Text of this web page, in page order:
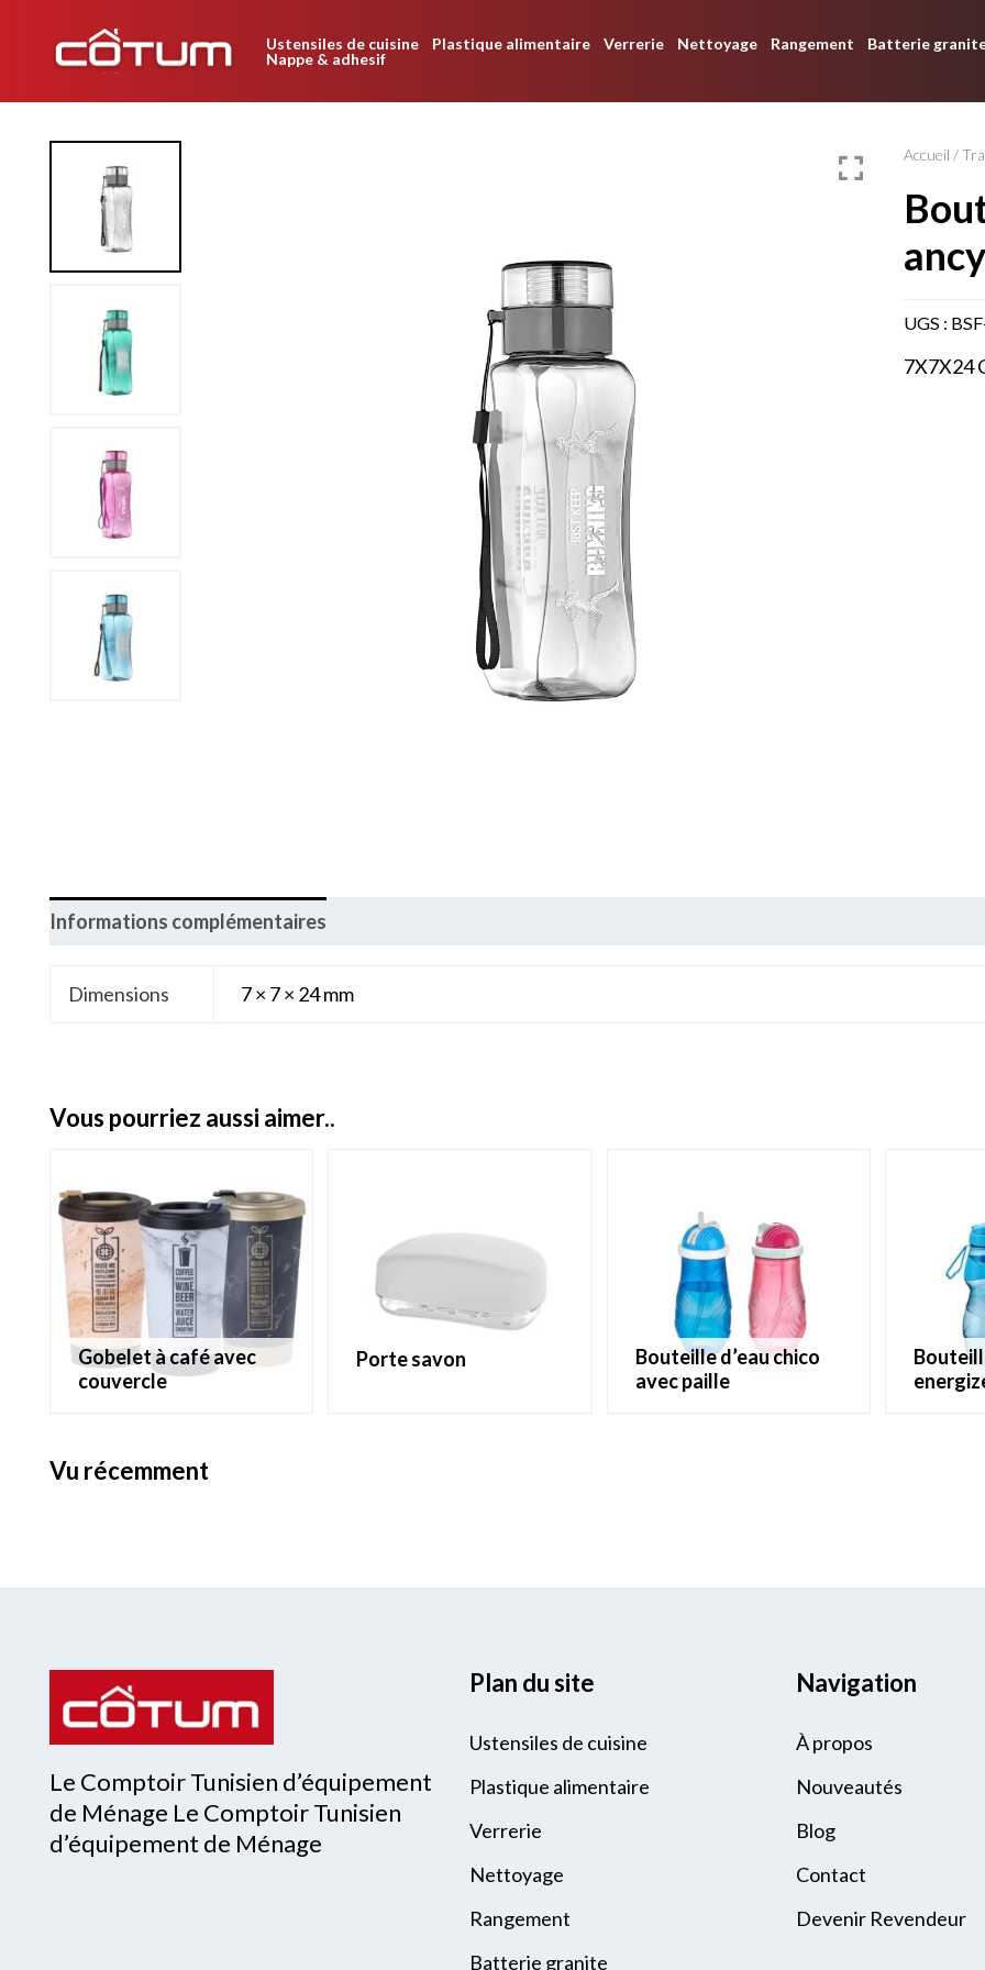
Ustensiles de cuisine Plastique alimentaire Verrerie Nettoyage Rangement
Batterie
Nappe & adhesif
Accueil /
bouteille d’eau
UGS :
7X7X24
Informations complémentaires
Dimensions 7 × 7 × 24 mm
vous pourriez aussi aimer..
gobelet à café avec
couvercle
porte savon
bouteille d’eau chico
avec paille
bouteille d’eau
vu récemment
Le Comptoir Tunisien d’équipement
de Ménage Le Comptoir Tunisien
d’équipement de Ménage
Plan du site
Ustensiles de cuisine
Plastique alimentaire
Verrerie
Nettoyage
Rangement
Batterie granite
Navigation
À propos
Nouveautés
Blog
Contact
Devenir Revendeur